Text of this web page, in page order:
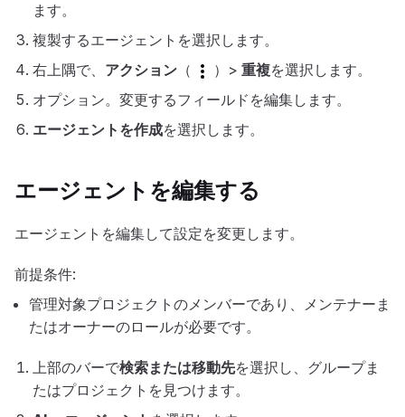
ます。
複製するエージェントを選択します。
右上隅で、 アクション （ ）> 重複を選択します。
オプション。変更するフィールドを編集します。
エージェントを作成を選択します。
エージェントを編集する
エージェントを編集して設定を変更します。
前提条件:
管理対象プロジェクトのメンバーであり、メンテナーま
たはオーナーのロールが必要です。
上部のバーで検索または移動先を選択し、グループま
たはプロジェクトを見つけます。